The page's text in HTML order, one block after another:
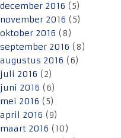
december 2016 (5)
november 2016 (5)
oktober 2016 (8)
september 2016 (8)
augustus 2016 (6)
juli 2016 (2)
juni 2016 (6)
mei 2016 (5)
april 2016 (9)
maart 2016 (10)